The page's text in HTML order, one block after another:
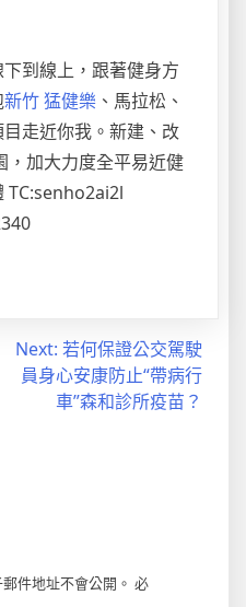
到線上，跟著健身方
新竹 猛健樂 、馬拉松、
走近你我。新建、改
，加大力度全平易近健
TC:senho2ai2l
Next: 若何保證公交駕駛
員身心安康防止“帶病行
車”森和診所疫苗？
件地址不會公開。 必